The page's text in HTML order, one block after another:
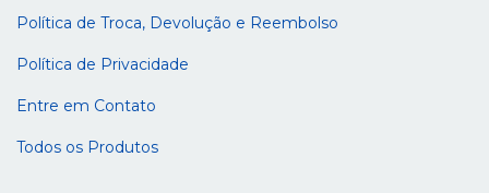
Política de Troca, Devolução e Reembolso
Política de Privacidade
Entre em Contato
Todos os Produtos